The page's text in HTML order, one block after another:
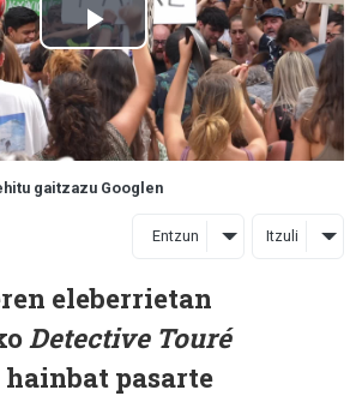
gaitzazu Googlen
Entzun Itzuli
eleberrietan
Detective Touré
pasarte